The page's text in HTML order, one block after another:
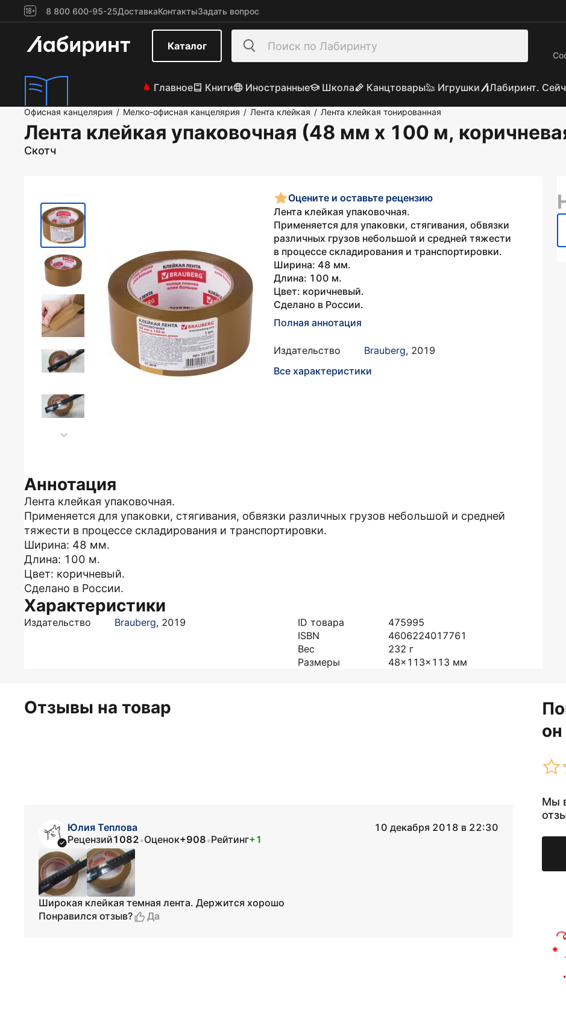
8 800 600-95-25ДоставкаКонтактыЗадать вопрос
Каталог
Главное Книги Иностранные Школа Канцтовары Игрушки Лабиринт.
Офисная канцелярия / Мелко-офисная канцелярия / Лента клейкая / Лента клейкая тонированная
Лента клейкая упаковочная (48 мм х 100 м,
Скотч
Оцените и оставьте рецензию
Лента клейкая упаковочная.
Применяется для упаковки, стягивания, обвязки
различных грузов небольшой и средней тяжести
в процессе складирования и транспортировки.
Ширина: 48 мм.
Длина: 100 м.
Цвет: коричневый.
Сделано в России.
Полная аннотация
Издательство Brauberg, 2019
Все характеристики
Аннотация
Лента клейкая упаковочная.
Применяется для упаковки, стягивания, обвязки различных грузов небольшой и средней
тяжести в процессе складирования и транспортировки.
Ширина: 48 мм.
Длина: 100 м.
Цвет: коричневый.
Сделано в России.
Характеристики
Издательство Brauberg, 2019 ID товара
475995
ISBN
4606224017761
Вес
232 г
Размеры
48x113x113 мм
Отзывы на товар
Мы
Юлия Теплова
10 декабря 2018 в 22:30
Рецензий1082•Оценок+908•Рейтинг+1
Широкая клейкая темная лента. Держится хорошо
Понравился отзыв?
Да